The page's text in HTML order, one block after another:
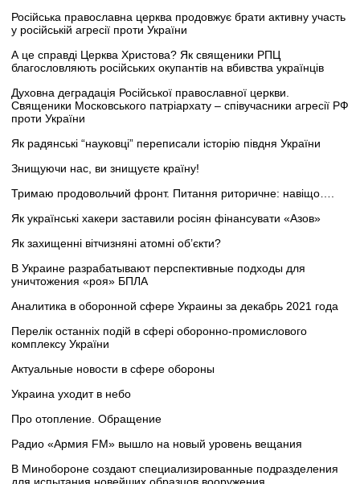
Російська православна церква продовжує брати активну участь
у російській агресії проти України
А це справді Церква Христова? Як священики РПЦ
благословляють російських окупантів на вбивства українців
Духовна деградація Російської православної церкви.
Священики Московського патріархату – співучасники агресії РФ
проти України
Як радянські “науковці” переписали історію півдня України
Знищуючи нас, ви знищуєте країну!
Тримаю продовольчий фронт. Питання риторичне: навіщо….
Як українські хакери заставили росіян фінансувати «Азов»
Як захищенні вітчизняні атомні об’єкти?
В Украине разрабатывают перспективные подходы для
уничтожения «роя» БПЛА
Аналитика в оборонной сфере Украины за декабрь 2021 года
Перелік останніх подій в сфері оборонно-промислового
комплексу України
Актуальные новости в сфере обороны
Украина уходит в небо
Про отопление. Обращение
Радио «Армия FM» вышло на новый уровень вещания
В Минобороне создают специализированные подразделения